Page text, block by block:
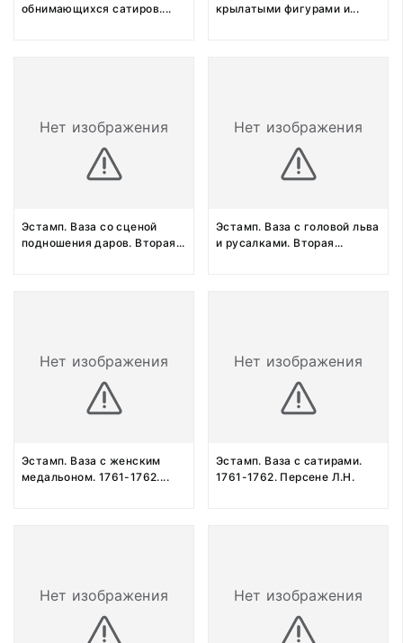
обнимающихся сатиров....
крылатыми фигурами и...
Нет изображения
Эстамп. Ваза со сценой
подношения даров. Вторая ...
Нет изображения
Эстамп. Ваза с головой льва
и русалками. Вторая ...
Нет изображения
Эстамп. Ваза с женским
медальоном. 1761-1762....
Нет изображения
Эстамп. Ваза с сатирами.
1761-1762. Персене Л.Н.
Нет изображения Нет изображения